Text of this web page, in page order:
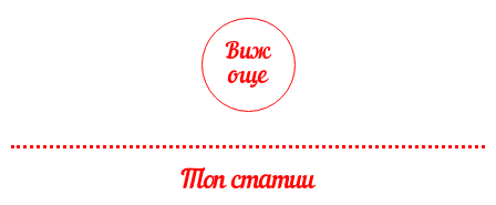
Виж
още
Топ статии